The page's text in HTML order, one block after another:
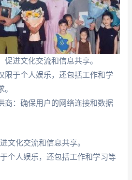
促进文化交流和信息共享。
限于个人娱乐，还包括工作和学
商：确保用户的网络连接和数据
文化交流和信息共享。
个人娱乐，还包括工作和学习等